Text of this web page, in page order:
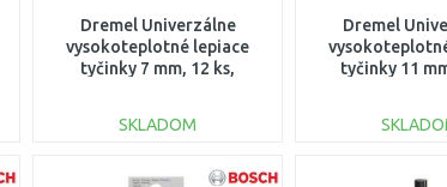
Dremel Univerzálne
vysokoteplotné lepiace
tyčinky 7 mm, 12 ks,
SKLADOM
DO KOŠÍKA
Dremel
tyčinky 11
DO